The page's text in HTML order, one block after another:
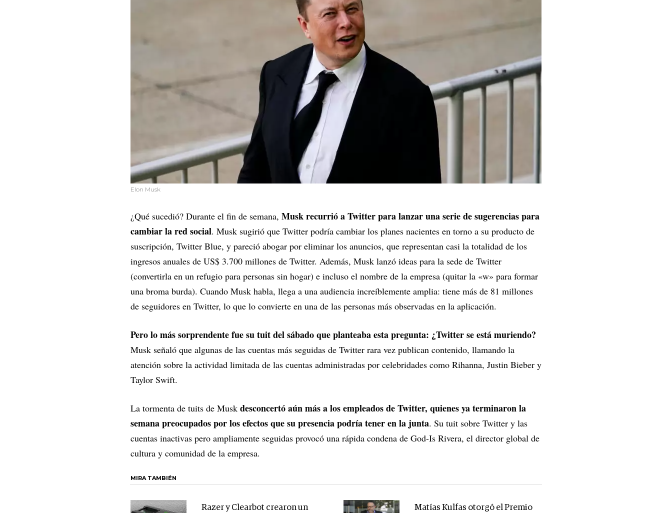
Elon Musk
¿Qué sucedió? Durante el fin de semana, Musk recurrió a Twitter para lanzar una serie de sugerencias para
cambiar la red social. Musk sugirió que Twitter podría cambiar los planes nacientes en torno a su producto de
suscripción, Twitter Blue, y pareció abogar por eliminar los anuncios, que representan casi la totalidad de los
ingresos anuales de US$ 3.700 millones de Twitter. Además, Musk lanzó ideas para la sede de Twitter
(convertirla en un refugio para personas sin hogar) e incluso el nombre de la empresa (quitar la «w» para formar
una broma burda). Cuando Musk habla, llega a una audiencia increíblemente amplia: tiene más de 81 millones
de seguidores en Twitter, lo que lo convierte en una de las personas más observadas en la aplicación.
Pero lo más sorprendente fue su tuit del sábado que planteaba esta pregunta: ¿Twitter se está muriendo?
Musk señaló que algunas de las cuentas más seguidas de Twitter rara vez publican contenido, llamando la
atención sobre la actividad limitada de las cuentas administradas por celebridades como Rihanna, Justin Bieber y
Taylor Swift.
La tormenta de tuits de Musk desconcertó aún más a los empleados de Twitter, quienes ya terminaron la
semana preocupados por los efectos que su presencia podría tener en la junta. Su tuit sobre Twitter y las
cuentas inactivas pero ampliamente seguidas provocó una rápida condena de God-Is Rivera, el director global de
cultura y comunidad de la empresa.
MIRA TAMBIÉN
Razer y Clearbot crearon un
Matías Kulfas otorgó el Premio